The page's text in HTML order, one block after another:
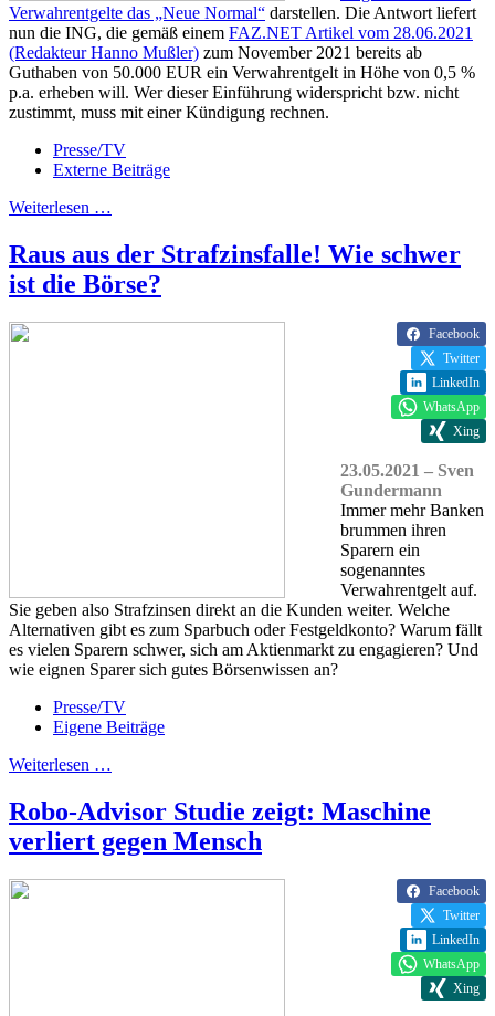
Verwahrentgelte das „Neue Normal“ darstellen. Die Antwort liefert
nun die ING, die gemäß einem FAZ.NET Artikel vom 28.06.2021
(Redakteur Hanno Mußler) zum November 2021 bereits ab
Guthaben von 50.000 EUR ein Verwahrentgelt in Höhe von 0,5 %
p.a. erheben will. Wer dieser Einführung widerspricht bzw. nicht
zustimmt, muss mit einer Kündigung rechnen.
Presse/TV
Externe Beiträge
Weiterlesen …
Raus aus der Strafzinsfalle! Wie schwer
ist die Börse?
Facebook
Twitter
LinkedIn
WhatsApp
Xing
23.05.2021 – Sven
Gundermann
Immer mehr Banken
brummen ihren
Sparern ein
sogenanntes
Verwahrentgelt auf.
Sie geben also Strafzinsen direkt an die Kunden weiter. Welche
Alternativen gibt es zum Sparbuch oder Festgeldkonto? Warum fällt
es vielen Sparern schwer, sich am Aktienmarkt zu engagieren? Und
wie eignen Sparer sich gutes Börsenwissen an?
Presse/TV
Eigene Beiträge
Weiterlesen …
Robo-Advisor Studie zeigt: Maschine
verliert gegen Mensch
Facebook
Twitter
LinkedIn
WhatsApp
Xing